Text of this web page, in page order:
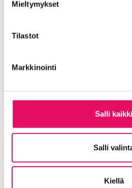
Mieltymykset
Tilastot
Markkinointi
Salli kaikki
Salli
Kiellä
mukaan olemaan erittäin
liityntäpysäköintiin,
Tommi Järvenpää,
puh. 040 576 0288,
Tom Ekman,Toimitilat-
YIT, mediatiedustelut